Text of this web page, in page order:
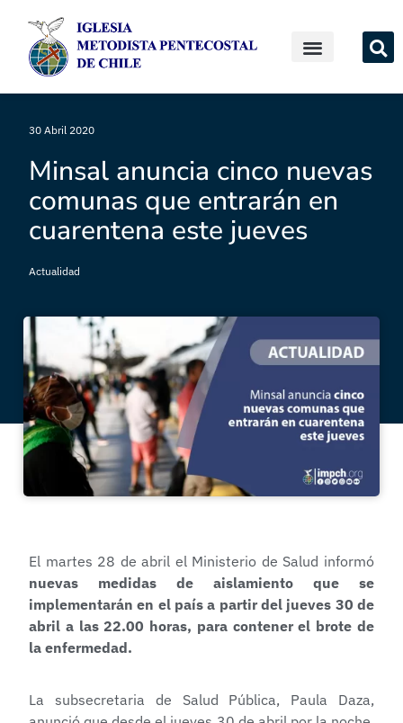
30 Abril 2020
Minsal anuncia cinco nuevas
comunas que entrarán en
cuarentena este jueves
Actualidad
El martes 28 de abril el Ministerio de Salud informó
nuevas medidas de aislamiento que se
implementarán en el país a partir del jueves 30 de
abril a las 22.00 horas, para contener el brote de
la enfermedad.
La subsecretaria de Salud Pública, Paula Daza,